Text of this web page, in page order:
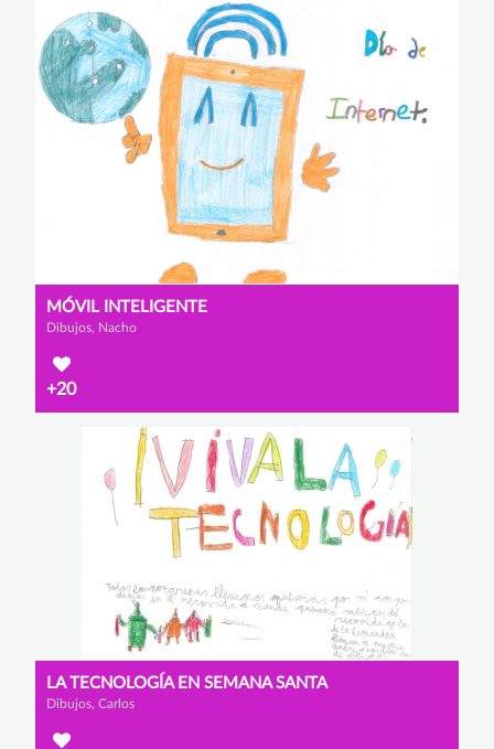
MÓVIL INTELIGENTE
Dibujos, Nacho
+20
LA TECNOLOGÍA EN SEMANA SANTA
Dibujos, Carlos